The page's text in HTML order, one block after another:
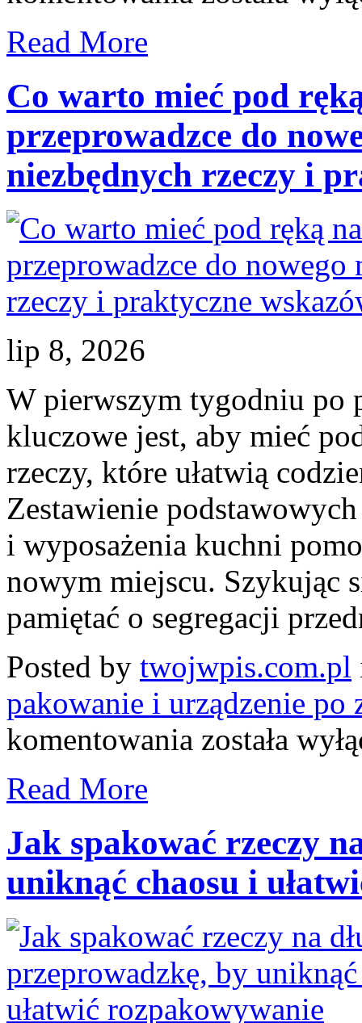
innego
miasta
i
się
przygotować
Read More
Co warto mieć pod
przeprowadzce do
niezbędnych rzeczy i
lip 8, 2026
W pierwszym tygodniu po
kluczowe jest, aby mieć
rzeczy, które ułatwią
Zestawienie
i wyposażenia kuchni
nowym miejscu. Szykując
pamiętać o segregacji
Posted by twojwpis.com.pl
pakowanie i urządzenie po
komentowania
warto
tydzień
po
przeprowadzce
nowego
miasta
lista
niezbędnych
rzeczy
praktyczne
wskazówki
została
Read More
Jak spakować rzeczy
uniknąć chaosu i